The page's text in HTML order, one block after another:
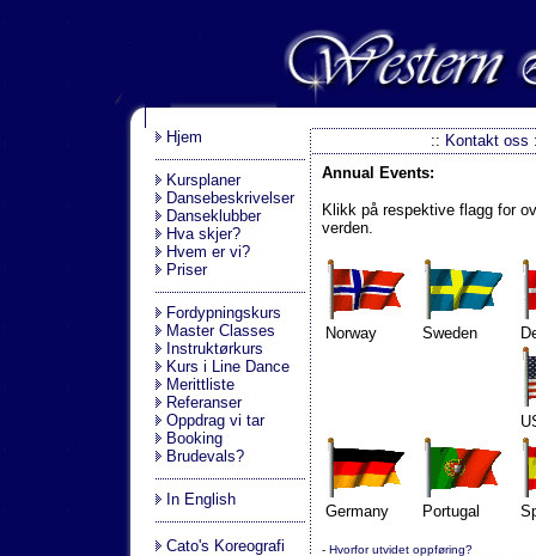
Hjem
Kursplaner
Dansebeskrivelser
Danseklubber
Hva skjer?
Hvem er vi?
Priser
Fordypningskurs
Master Classes
Instruktørkurs
Kurs i Line Dance
Merittliste
Referanser
Oppdrag vi tar
Booking
Brudevals?
In English
Cato's Koreografi
:: Kontakt oss
Annual Events:
Klikk på respektive flagg for
verden.
Norway Sweden
Germany Portugal
- Hvorfor utvidet oppføring?